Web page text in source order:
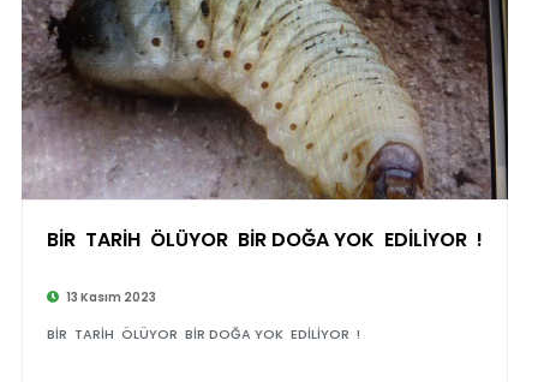
BİR TARİH ÖLÜYOR BİR DOĞA YOK EDİLİYOR !
13 Kasım 2023
BİR TARİH ÖLÜYOR BİR DOĞA YOK EDİLİYOR !